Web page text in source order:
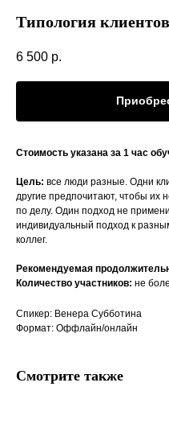
Типология
6 500 р.
Стоимость указана за 1 час
Цель: все люди разные. Одни
другие предпочитают, чтобы их
по делу. Один подход не
индивидуальный подход к
коллег.
Рекомендуемая
Количество участников: не
Спикер: Венера Субботина
Формат: Оффлайн/онлайн
Смотрите также